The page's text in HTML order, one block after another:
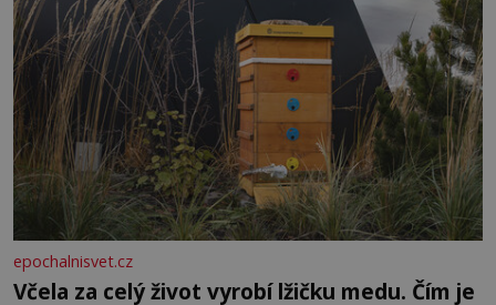
epochalnisvet.cz
Včela za celý život vyrobí lžičku medu. Čím je